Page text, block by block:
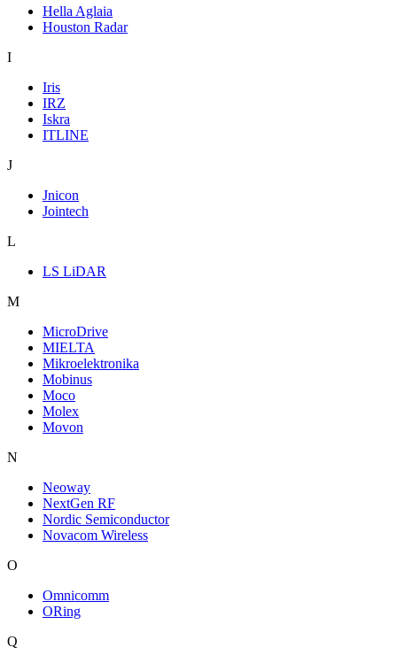
Hella Aglaia
Houston Radar
I
Iris
IRZ
Iskra
ITLINE
J
Jnicon
Jointech
L
LS LiDAR
M
MicroDrive
MIELTA
Mikroelektronika
Mobinus
Moco
Molex
Movon
N
Neoway
NextGen RF
Nordic Semiconductor
Novacom Wireless
O
Omnicomm
ORing
Q